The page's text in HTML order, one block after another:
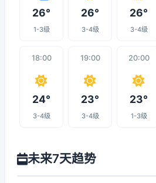
26°
1-3级
26°
3-4级
26°
3-4级
18:00
24°
3-4级
19:00
23°
3-4级
20:00
23°
1-3级
未来7天趋势